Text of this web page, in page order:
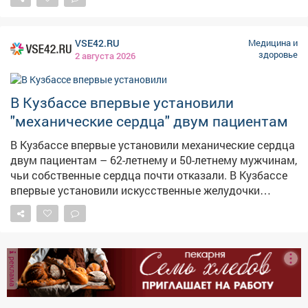
химиотерапии. Об этом рассказал министр
здравоохранения Кузбасса Андрей Тарасов.
Макс
VSE42.RU
2 августа 2026
Медицина и
здоровье
В Кузбассе впервые установили
"механические сердца" двум пациентам
В Кузбассе впервые установили механические сердца
двум пациентам – 62-летнему и 50-летнему мужчинам,
чьи собственные сердца почти отказали. В Кузбассе
впервые установили искусственные желудочки
сердца – механические насосы, которые помогают
перекачивать кровь, когда собственное сердце не
операции провели хирурги отделения кардиохирургии
№1 НИИ КПССЗ Антон Сотников и Иван Двадцатов.
Одним из первых пациентов стал 62-летний житель
Кемерова, который больше 20 лет жил с тяжёлой
реклама